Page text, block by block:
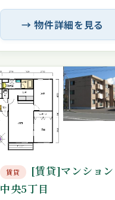
→ 物件詳細を見る
賃貸
[賃貸]マンショ
中央5丁目